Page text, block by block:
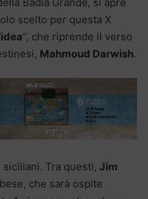
Badia Grande, si apre
scelto per questa X
“, che riprende il verso
Mahmoud Darwish.
Tra questi, Jim
che sarà ospite